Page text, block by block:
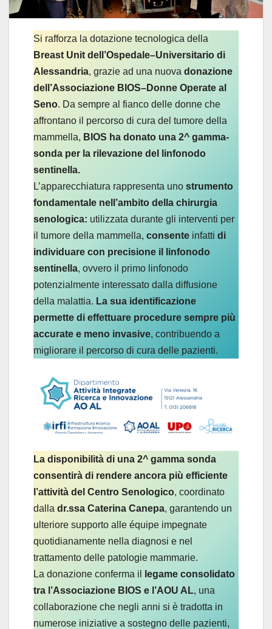
Si rafforza la dotazione tecnologica della
Breast Unit dell’Ospedale–Universitario di
Alessandria, grazie ad una nuova donazione
dell’Associazione BIOS–Donne Operate al
Seno. Da sempre al fianco delle donne che
affrontano il percorso di cura del tumore della
mammella, BIOS ha donato una 2^ gamma-
sonda per la rilevazione del linfonodo
sentinella.
L’apparecchiatura rappresenta uno strumento
fondamentale nell’ambito della chirurgia
senologica: utilizzata durante gli interventi per
il tumore della mammella, consente infatti di
individuare con precisione il linfonodo
sentinella, ovvero il primo linfonodo
potenzialmente interessato dalla diffusione
della malattia. La sua identificazione
permette di effettuare procedure sempre più
accurate e meno invasive, contribuendo a
migliorare il percorso di cura delle pazienti.
La disponibilità di una 2^ gamma sonda
consentirà di rendere ancora più efficiente
l’attività del Centro Senologico, coordinato
dalla dr.ssa Caterina Canepa, garantendo un
ulteriore supporto alle équipe impegnate
quotidianamente nella diagnosi e nel
trattamento delle patologie mammarie.
La donazione conferma il
legame consolidato
tra l’Associazione BIOS e l’AOU AL, una
collaborazione che negli anni si è tradotta in
numerose iniziative a sostegno delle pazienti,